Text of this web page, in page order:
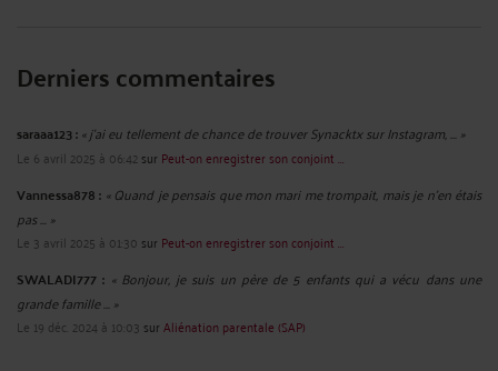
Derniers commentaires
saraaa123 :« j'ai eu tellement de chance de trouver Synacktx sur Instagram, ... »
Le 6 avril 2025 à 06:42sur Peut-on enregistrer son conjoint ...
Vannessa878 : « Quand je pensais que mon mari me trompait, mais je n'en étais
pas ... »
Le 3 avril 2025 à 01:30 sur Peut-on enregistrer son conjoint ...
SWALADI777 : « Bonjour, je suis un père de 5 enfants qui a vécu dans une
grande famille ... »
Le 19 déc. 2024 à 10:03 surAliénation parentale (SAP)